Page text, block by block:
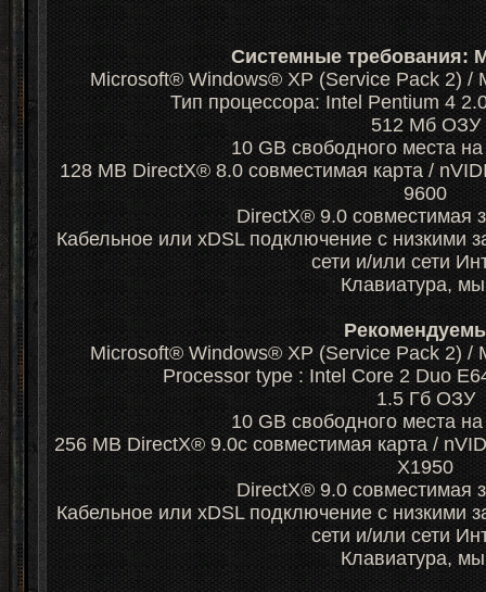
Системные требования:
Microsoft® Windows® XP (Service Pack 2)
Тип процессора: Intel Pentium 4
512 Мб ОЗУ
10 GB свободного места
128 MB DirectX® 8.0 совместимая карта /
9600
DirectX® 9.0 совместимая
Кабельное или xDSL подключение с низкими
сети и/или сети
Клавиатура,
Microsoft® Windows® XP (Service Pack 2)
Processor type : Intel Core 2 Duo
1.5 Гб ОЗУ
10 GB свободного места
256 MB DirectX® 9.0c совместимая карта /
X1950
DirectX® 9.0 совместимая
Кабельное или xDSL подключение с низкими
сети и/или сети
Клавиатура,